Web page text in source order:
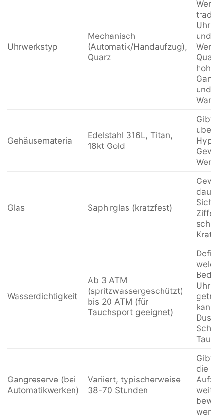
Uhrwerkstyp
Mechanisch
(Automatik/Handaufzug),
Quarz
und
hohe
und
Gehäusematerial
Edelstahl 316L, Titan,
18kt Gold
Gibt
über
Glas Saphirglas (kratzfest)
Wasserdichtigkeit
Ab 3 ATM
(spritzwassergeschützt)
bis 20 ATM (für
Tauchsport geeignet)
Uhr
kann
Gangreserve (bei
Automatikwerken)
Variiert, typischerweise
38-70 Stunden
Gibt
die